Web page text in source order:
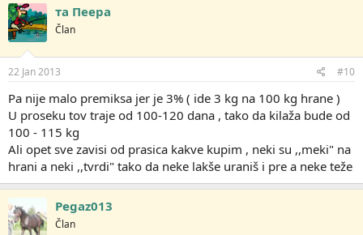
та Пеера
Član
22 Jan 2013 #10
Pa nije malo premiksa jer je 3% ( ide 3 kg na 100 kg hrane )
U proseku tov traje od 100-120 dana , tako da kilaža bude od
100 - 115 kg
Ali opet sve zavisi od prasica kakve kupim , neki su ,,meki" na
hrani a neki ,,tvrdi" tako da neke lakše uraniš i pre a neke teže
Pegaz013
Član